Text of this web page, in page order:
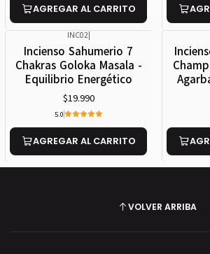
AGREGAR AL CARRITO
INC02|
Incienso Sahumerio 7
Chakras Goloka Masala -
Equilibrio Energético
$19.990
5.0
AGREGAR AL CARRITO
VOLVER ARRIBA